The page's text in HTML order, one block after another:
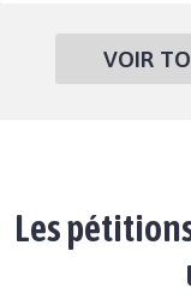
VOIR
Les